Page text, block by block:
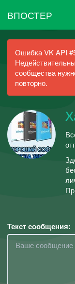
ВПОСТЕР
Ошибка VK API
сообщества
повторно.
Текст сообщения: